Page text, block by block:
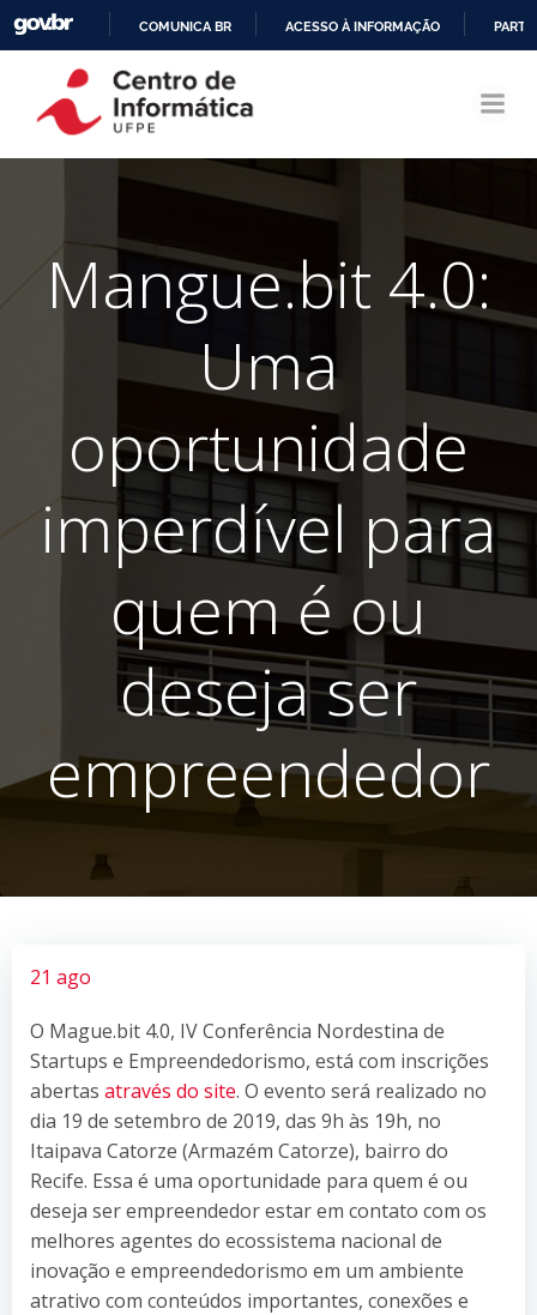
CONTEÚDO
COMUNICA BR ACESSO À INFORMAÇÃO
Mangue.bit 4.0:
Uma
oportunidade
imperdível para
quem é ou
deseja ser
empreendedor
21 ago
O Mague.bit 4.0, IV Conferência Nordestina de
Startups e Empreendedorismo, está com inscrições
abertas através do site. O evento será realizado no
dia 19 de setembro de 2019, das 9h às 19h, no
Itaipava Catorze (Armazém Catorze), bairro do
Recife. Essa é uma oportunidade para quem é ou
deseja ser empreendedor estar em contato com os
melhores agentes do ecossistema nacional de
inovação e empreendedorismo em um ambiente
atrativo com conteúdos importantes, conexões e